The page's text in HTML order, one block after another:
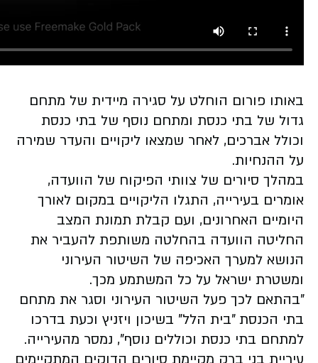
באותו פורום הוחלט על סגירה מיידית של מתחם
גדול של בתי כנסת ומתחם נוסף של בתי כנסת
וכולל אברכים, לאחר שמצאו ליקויים והעדר שמירה
על ההנחיות.
במהלך סיורים של צוותי הפיקוח של הוועדה,
אומרים בעירייה, התגלו הליקויים במקום לאורך
היומיים האחרונים, ועם קבלת תמונת המצב
החליטה הוועדה בהחלטה משותפת להעביר את
הנושא למערך האכיפה של השיטור העירוני
ומשטרת ישראל על כל המשתמע מכך.
"בהתאם לכך פעל השיטור העירוני וסגר את מתחם
בתי הכנסת "בית הלל" בשיכון ויזניץ וכעת בדרכו
למתחם בתי כנסת וכוללים נוסף", נמסר מהעירייה.
עיריית בני ברק מקיימת סיורים הדוקים המתקיימים